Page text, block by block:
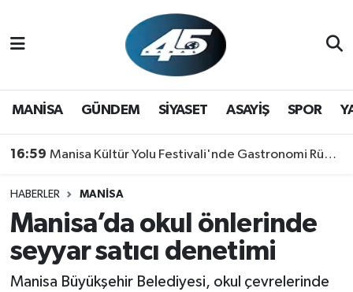
MANİSA GÜNDEM SİYASET ASAYİŞ SPOR
16:59 Manisa Kültür Yolu Festivali'nde Gastronomi Rüzgarı: Lezzetin Yıldızı "Manisa Kebabı" Oldu!
HABERLER MANİSA
Manisa’da okul önlerinde
seyyar satıcı denetimi
Manisa Büyükşehir Belediyesi, okul çevrelerinde
GÜNDEM
SPOR
YAŞAM
Hava Durumu
Trafik Durumu
Son Dakika Haberleri
Haber Arşivi